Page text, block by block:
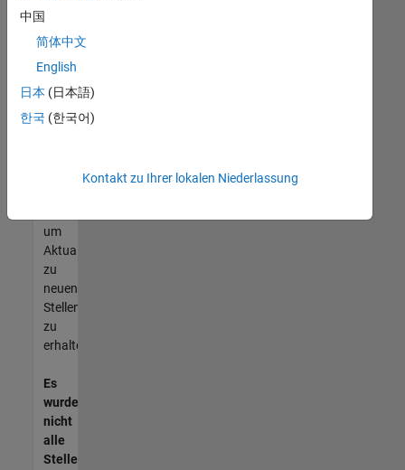
können,
die
Ihren
entsprechen,
werden
unseres
um
Aktualisierungen
zu
neuen
Stellenangeboten
zu
erhalten.
Es
wurden
nicht
alle
Stellen
中国
简体中文
English
日本 (日本語)
한국 (한국어)
Kontakt zu Ihrer lokalen Niederlassung